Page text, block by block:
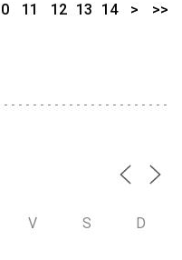
11 12 13 14 > >>
V S D